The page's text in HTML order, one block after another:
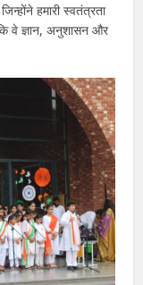
हमारी स्वतंत्रता
कि वे ज्ञान, अनुशासन और